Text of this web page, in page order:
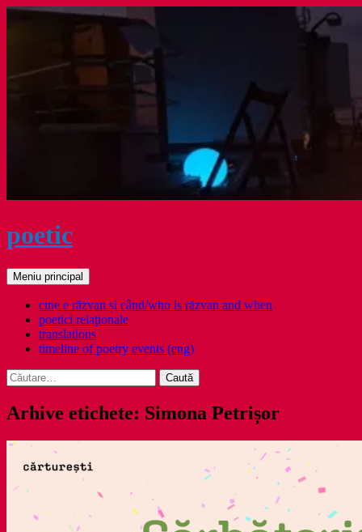
poetic
Caută
Meniu principal
cine e răzvan și când/who is răzvan and when
poetici relaţionale
translations
timeline of poetry events (eng)
Caută
după:
Arhive etichete: Simona Petrișor